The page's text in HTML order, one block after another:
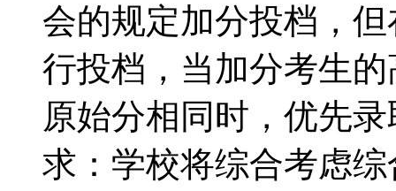
会的规定加分投档，
行投档，当加分考生
原始分相同时，优先
求：学校将综合考虑